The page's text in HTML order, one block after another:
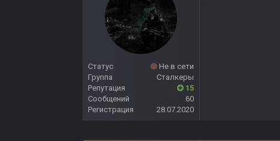
Статус
Не в сети
Группа
Сталкеры
Репутация
15
Сообщений
60
Регистрация
28.07.2020